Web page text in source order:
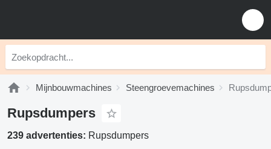
Mijnbouwmachines Steengroevemachines
Rupsdumpers
239 advertenties: Rupsdumpers